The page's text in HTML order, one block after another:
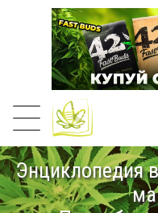
Энциклопедия